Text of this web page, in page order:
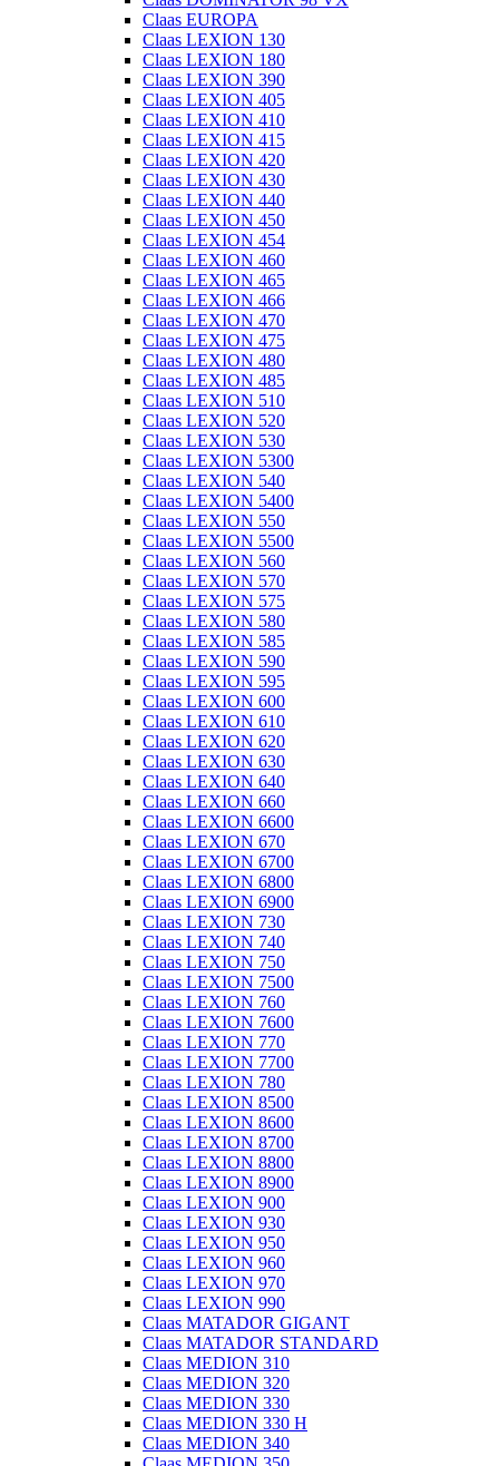
Claas EUROPA
Claas LEXION 130
Claas LEXION 180
Claas LEXION 390
Claas LEXION 405
Claas LEXION 410
Claas LEXION 415
Claas LEXION 420
Claas LEXION 430
Claas LEXION 440
Claas LEXION 450
Claas LEXION 454
Claas LEXION 460
Claas LEXION 465
Claas LEXION 466
Claas LEXION 470
Claas LEXION 475
Claas LEXION 480
Claas LEXION 485
Claas LEXION 510
Claas LEXION 520
Claas LEXION 530
Claas LEXION 5300
Claas LEXION 540
Claas LEXION 5400
Claas LEXION 550
Claas LEXION 5500
Claas LEXION 560
Claas LEXION 570
Claas LEXION 575
Claas LEXION 580
Claas LEXION 585
Claas LEXION 590
Claas LEXION 595
Claas LEXION 600
Claas LEXION 610
Claas LEXION 620
Claas LEXION 630
Claas LEXION 640
Claas LEXION 660
Claas LEXION 6600
Claas LEXION 670
Claas LEXION 6700
Claas LEXION 6800
Claas LEXION 6900
Claas LEXION 730
Claas LEXION 740
Claas LEXION 750
Claas LEXION 7500
Claas LEXION 760
Claas LEXION 7600
Claas LEXION 770
Claas LEXION 7700
Claas LEXION 780
Claas LEXION 8500
Claas LEXION 8600
Claas LEXION 8700
Claas LEXION 8800
Claas LEXION 8900
Claas LEXION 900
Claas LEXION 930
Claas LEXION 950
Claas LEXION 960
Claas LEXION 970
Claas LEXION 990
Claas MATADOR GIGANT
Claas MATADOR STANDARD
Claas MEDION 310
Claas MEDION 320
Claas MEDION 330
Claas MEDION 330 H
Claas MEDION 340